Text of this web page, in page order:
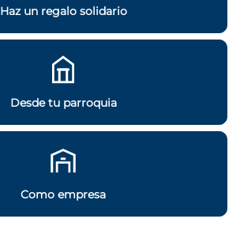
Haz un regalo solidario
Desde tu parroquia
Como empresa